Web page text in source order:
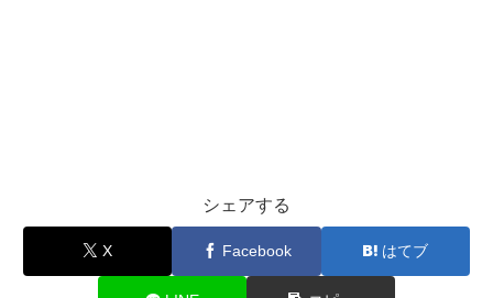
シェアする
X Facebook はてブ